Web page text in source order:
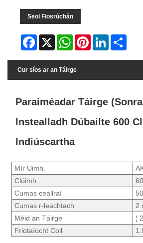
Seol Fiosrúchán
Facebook WhatsAppPinterestLinkedIn
Cur síos ar an Táirge
Paraiméadar Táirge
Instealladh Dúbailte 600
Indiúscartha
Mír Uimh.
Clúimh
Cumas ceallraí
Cumas r-leachtach
2
Méid an Táirge
¦
Friotaíocht Coil